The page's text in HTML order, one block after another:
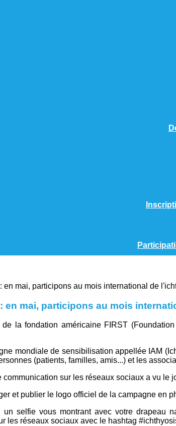
en mai, participons au mois
la fondation américaine FIRST
mondiale de sensibilisation appellée IAM
(patients, familles, amis...) et les
communication sur les réseaux sociaux a vu le
et publier le logo officiel de la campagne en
selfie vous montrant avec votre drapeau
les réseaux sociaux avec le hashtag